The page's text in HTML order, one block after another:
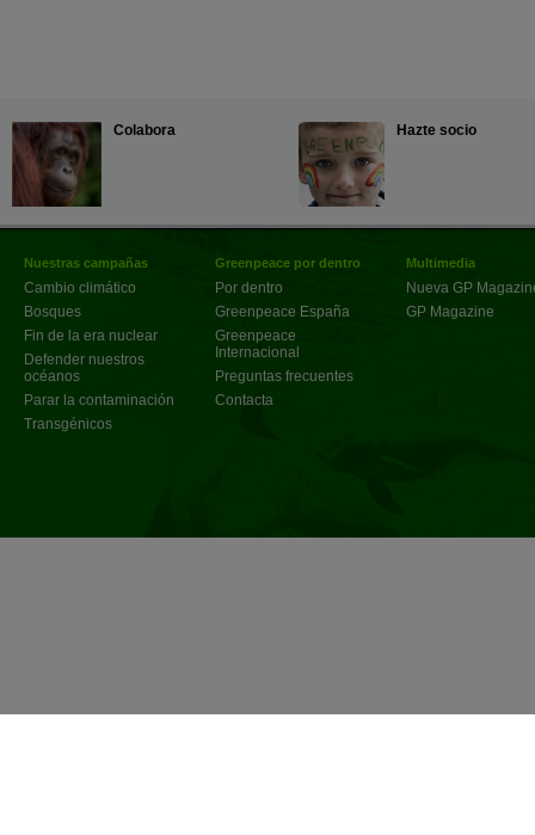
Colabora Hazte socio
Nuestras campañas
Cambio climático
Bosques
Fin de la era nuclear
Defender nuestros
océanos
Parar la contaminación
Transgénicos
Greenpeace por dentro
Por dentro
Greenpeace España
Greenpeace
Internacional
Preguntas frecuentes
Contacta
Multimedia
Nueva GP
GP Magazine